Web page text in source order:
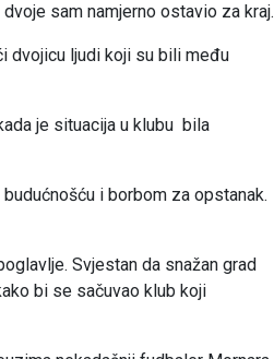
sam namjerno ostavio za kraj.
dvojicu ljudi koji su bili među
je situacija u klubu bila
i borbom za opstanak.
Svjestan da snažan grad
bi se sačuvao klub koji